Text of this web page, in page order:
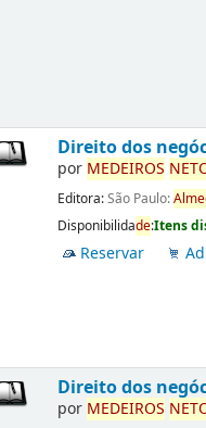
Direito dos
por MEDEIROS
Editora:São Paulo:
Disponibilidade:Itens
Reservar
Direito dos
por MEDEIROS